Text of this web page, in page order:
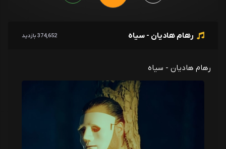
رهام هادیان - سیاه 374,652 بازدید
رهام هادیان - سیاه